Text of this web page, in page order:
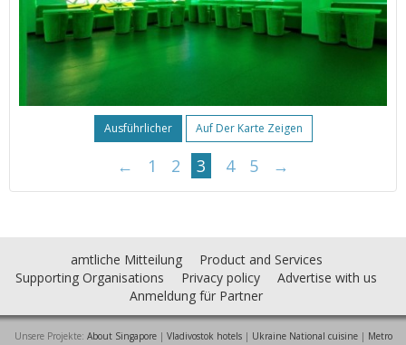
Ausführlicher Auf Der Karte Zeigen
← 1 2 3 4 5 →
amtliche Mitteilung
Product and Services
Supporting Organisations
Privacy policy
Advertise with us
Anmeldung für Partner
Unsere Projekte: About Singapore| Vladivostok hotels| Ukraine National cuisine| Metro